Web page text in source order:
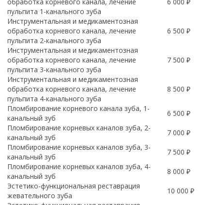
пульпита 1-канального зуба
Инструментальная и медикаментозная
обработка корневого канала, лечение
пульпита 2-канального зуба
6 500 ₽
Инструментальная и медикаментозная
обработка корневого канала, лечение
пульпита 3-канального зуба
7 500 ₽
Инструментальная и медикаментозная
обработка корневого канала, лечение
пульпита 4-канального зуба
8 500 ₽
Пломбирование корневого канала зуба, 1-
канальный зуб
6 500 ₽
Пломбирование корневых каналов зуба, 2-
канальный зуб
7 000 ₽
Пломбирование корневых каналов зуба, 3-
канальный зуб
7 500 ₽
Пломбирование корневых каналов зуба, 4-
канальный зуб
8 000 ₽
Эстетико-функциональная реставрация
жевательного зуба
10 000 ₽